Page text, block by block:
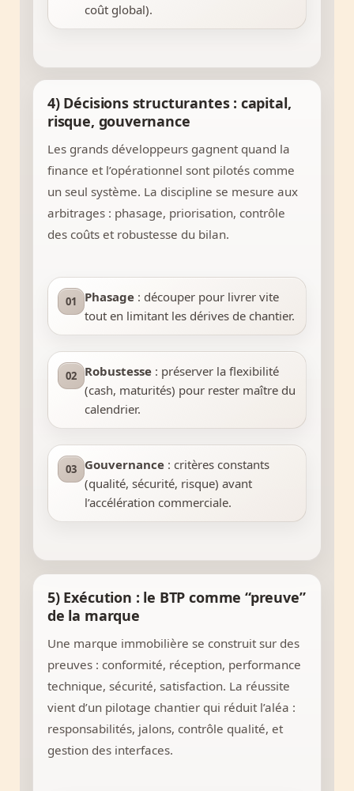
coût global).
4) Décisions structurantes : capital,
risque, gouvernance
Les grands développeurs gagnent quand la
finance et l’opérationnel sont pilotés comme
un seul système. La discipline se mesure aux
arbitrages : phasage, priorisation, contrôle
des coûts et robustesse du bilan.
01 Phasage : découper pour livrer vite
tout en limitant les dérives de chantier.
02 Robustesse : préserver la flexibilité
(cash, maturités) pour rester maître du
calendrier.
03 Gouvernance : critères constants
(qualité, sécurité, risque) avant
l’accélération commerciale.
5) Exécution : le BTP comme “preuve”
de la marque
Une marque immobilière se construit sur des
preuves : conformité, réception, performance
technique, sécurité, satisfaction. La réussite
vient d’un pilotage chantier qui réduit l’aléa :
responsabilités, jalons, contrôle qualité, et
gestion des interfaces.